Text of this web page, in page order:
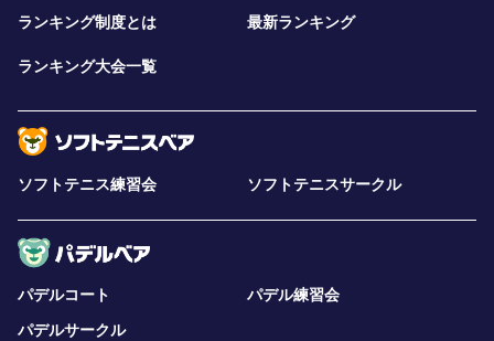
ランキング制度とは 最新ランキング
ランキング大会一覧
ソフトテニス練習会 ソフトテニスサークル
パデルコート
パデル練習会
パデルサークル